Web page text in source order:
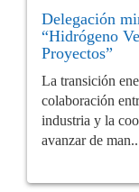
Delegación
“Hidrógeno
Proyectos”
La transición
colaboración
industria y la
avanzar de